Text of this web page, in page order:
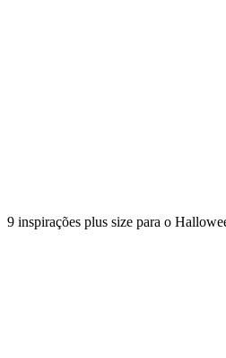
9 inspirações plus size para o